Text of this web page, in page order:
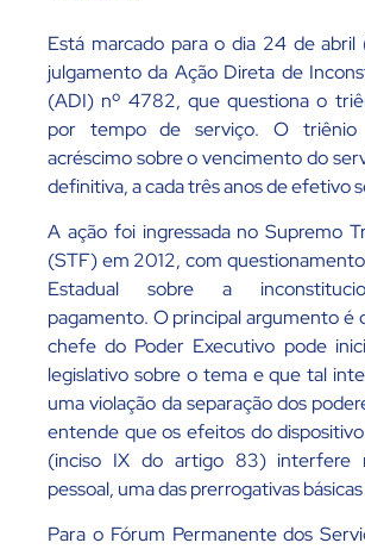
Está marcado para o dia 24 de
julgamento da Ação Direta de
(ADI) nº 4782, que questiona o
por tempo de serviço. O triênio
acréscimo sobre o vencimento do
definitiva, a cada três anos de efetivo
A ação foi ingressada no Supremo
(STF) em 2012, com
Estadual sobre a
pagamento. O principal argumento é
chefe do Poder Executivo pode
legislativo sobre o tema e que tal
uma violação da separação dos
entende que os efeitos do
(inciso IX do artigo 83) interfere
pessoal, uma das prerrogativas
Para o Fórum Permanente dos